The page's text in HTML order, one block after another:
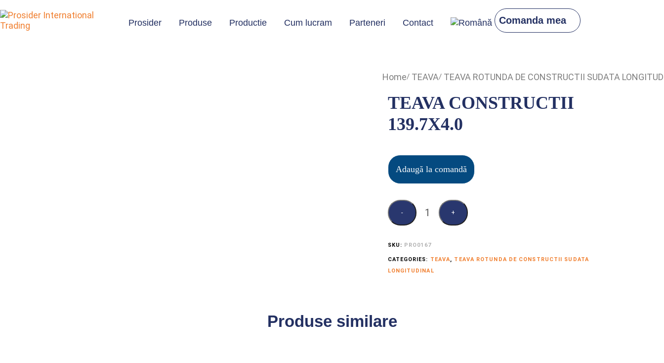
Prosider Produse Productie Cum lucram Parteneri Contact Comanda mea
Home TEAVA TEAVA ROTUNDA DE CONSTRUCTII SUDATA
TEAVA CONSTRUCTII
139.7X4.0
Adaugă la comandă
SKU: PRO0167
CATEGORIES: TEAVA, TEAVA ROTUNDA DE CONSTRUCTII SUDATA
LONGITUDINAL
Produse similare